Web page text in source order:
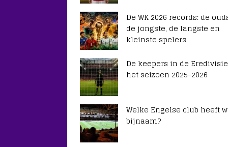
De WK 2026 records: de
de jongste, de langste en
kleinste spelers
De keepers in de
het seizoen 2025-2026
Welke Engelse club heeft
bijnaam?